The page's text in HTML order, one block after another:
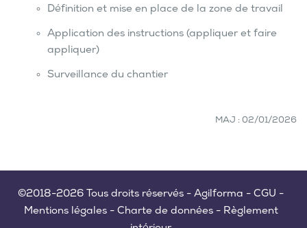
Définition et mise en place de la zone de travail
Application des instructions (appliquer et faire
appliquer)
Surveillance du chantier
MAJ : 02/01/2026
©2018-2026 Tous droits réservés - Agilforma -CGU -
Mentions légales- Charte de données- Règlement